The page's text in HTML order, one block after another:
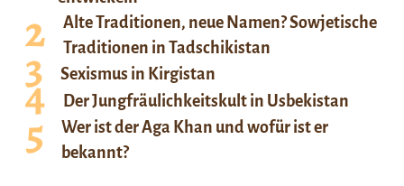
Alte Traditionen, neue Namen? Sowjetische
Traditionen in Tadschikistan
Sexismus in Kirgistan
Der Jungfräulichkeitskult in Usbekistan
Wer ist der Aga Khan und wofür ist er
bekannt?